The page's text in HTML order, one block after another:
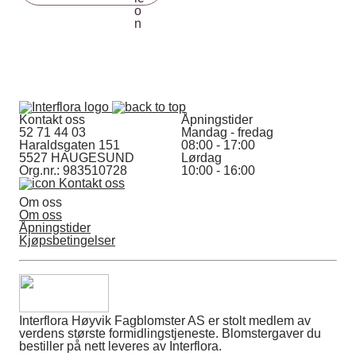
Kontakt oss
52 71 44 03
Haraldsgaten 151
5527 HAUGESUND
Org.nr.: 983510728
Kontakt oss
Åpningstider
Mandag - fredag
08:00 - 17:00
Lørdag
10:00 - 16:00
Om oss
Om oss
Åpningstider
Kjøpsbetingelser
Interflora Høyvik Fagblomster AS er stolt medlem av
verdens største formidlingstjeneste. Blomstergaver du
bestiller på nett leveres av Interflora.